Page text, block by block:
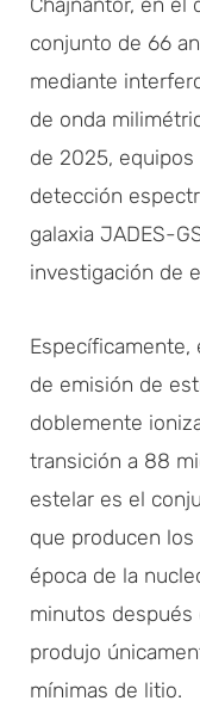
conjunto de 66
mediante
de onda
de 2025,
detección
galaxia JADES-
investigación de
de emisión de
doblemente
transición a 88
estelar es el
que producen
época de la
minutos después
produjo
mínimas de litio.